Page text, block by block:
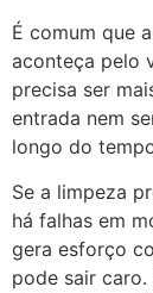
É comum que
aconteça pelo
precisa ser
entrada nem
longo do
Se a limpeza
há falhas em
gera esforço
pode sair